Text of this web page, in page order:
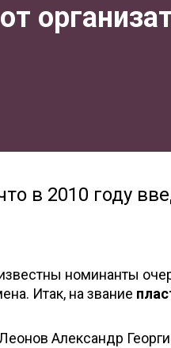
в 2010 году
номинанты
Итак, на звание
Александр